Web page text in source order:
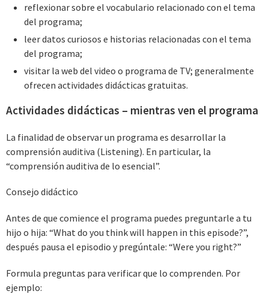
reflexionar sobre el vocabulario relacionado con el tema
del programa;
leer datos curiosos e historias relacionadas con el tema
del programa;
visitar la web del video o programa de TV; generalmente
ofrecen actividades didácticas gratuitas.
Actividades didácticas – mientras ven el programa
La finalidad de observar un programa es desarrollar la
comprensión auditiva (Listening). En particular, la
“comprensión auditiva de lo esencial”.
Consejo didáctico
Antes de que comience el programa puedes preguntarle a tu
hijo o hija: “What do you think will happen in this episode?”,
después pausa el episodio y pregúntale: “Were you right?”
Formula preguntas para verificar que lo comprenden. Por
ejemplo: